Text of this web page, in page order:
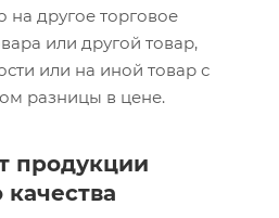
на другое торговое
или другой товар,
или на иной товар с
разницы в цене.
продукции